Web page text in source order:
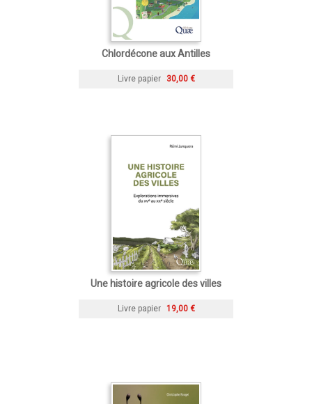
Chlordécone aux Antilles
Livre papier 30,00 €
Une histoire agricole des villes
Livre papier 19,00 €